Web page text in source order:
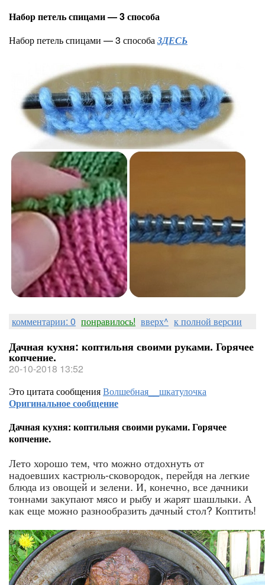
Набор петель спицами — 3 способа
Набор петель спицами — 3 способаЗДЕСЬ
комментарии: 0 понравилось! вверх^ к полной версии
Дачная кухня: коптильня своими руками. Горячее
копчение.
20-10-2018 13:52
Это цитата сообщенияВолшебная__шкатулочка
Оригинальное сообщение
Дачная кухня: коптильня своими руками. Горячее
копчение.
Лето хорошо тем, что можно отдохнуть от
надоевших кастрюль-сковородок, перейдя на легкие
блюда из овощей и зелени. И, конечно, все дачники
тоннами закупают мясо и рыбу и жарят шашлыки. А
как еще можно разнообразить дачный стол? Коптить!